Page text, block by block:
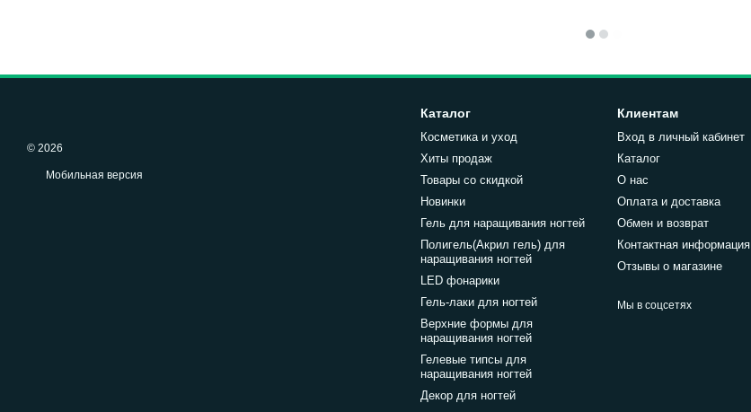
© 2026
Мобильная версия
Каталог
Косметика и уход
Хиты продаж
Товары со скидкой
Новинки
Гель для наращивания ногтей
Полигель(Акрил гель) для
наращивания ногтей
LED фонарики
Гель-лаки для ногтей
Верхние формы для
наращивания ногтей
Гелевые типсы для
наращивания ногтей
Декор для ногтей
Клиентам
Вход в личный кабинет
Каталог
О нас
Оплата и доставка
Обмен и возврат
Контактная информация
Отзывы о магазине
Мы в соцсетях